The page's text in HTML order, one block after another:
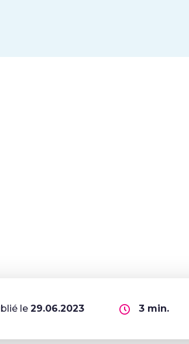
le 29.06.2023 3 min.